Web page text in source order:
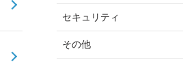
セキュリティ
その他